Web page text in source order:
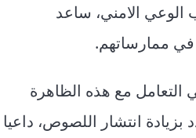
الوعي الامني، ساعد
ممارساتهم.
التعامل مع هذه الظاهرة
انتشار اللصوص، داعيا